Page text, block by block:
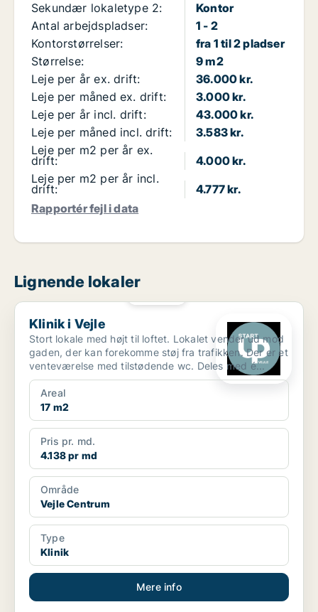
Sekundær lokaletype 2:
Kontor
Antal arbejdspladser:
1 - 2
Kontorstørrelser:
fra 1 til 2 pladser
Størrelse:
9 m2
Leje per år ex. drift:
36.000 kr.
Leje per måned ex. drift:
3.000 kr.
Leje per år incl. drift:
43.000 kr.
Leje per måned incl. drift:
3.583 kr.
Leje per m2 per år ex.
drift:
4.000 kr.
Leje per m2 per år incl.
drift:
4.777 kr.
Rapportér fejl i data
Lignende lokaler
Klinik i Vejle
Klinik i Vejle
Stort lokale med højt til loftet. Lokalet vender ud mod
gaden, der kan forekomme støj fra trafikken. Der er et
venteværelse med tilstødende wc. Deles med é...
Areal
17 m2
Pris pr. md.
4.138 pr md
Område
Vejle Centrum
Type
Klinik
Mere info